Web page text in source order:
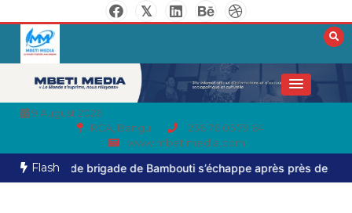
9 August 2026
RCA, Bangui
236 76 05 79 64
www.mbetimedia.com
Flash
brigade de Bambouti s’échappe après près de huit mois de